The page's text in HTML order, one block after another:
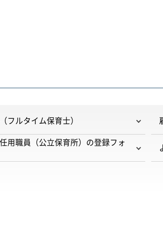
フルタイム保育士）
用職員（公立保育所）の登録フォ